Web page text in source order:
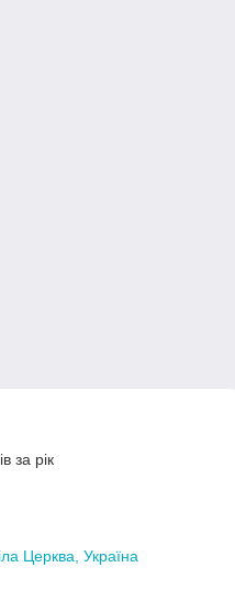
за рік
Церква, Україна